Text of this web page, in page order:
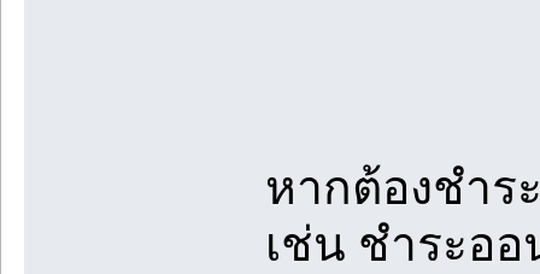
หากต้องชำร
เช่น ชำระออ